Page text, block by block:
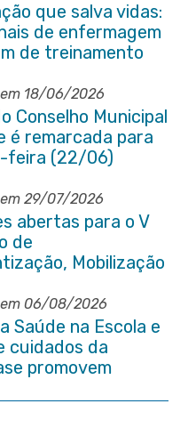
que salva vidas:
de enfermagem
de treinamento
socorros em
18/06/2026
Conselho Municipal
é remarcada para
feira (22/06)
29/07/2026
abertas para o V
de
Mobilização
à Tuberculose em
06/08/2026
Saúde na Escola e
cuidados da
promovem
sobre
na E.M Adelaide
Seabra